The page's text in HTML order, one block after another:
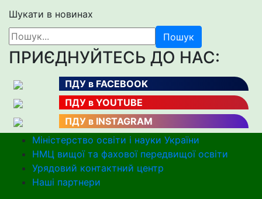
Шукати в новинах
Пошук
ПРИЄДНУЙТЕСЬ ДО НАС:
ПДУ в FACEBOOK
ПДУ в YOUTUBE
ПДУ в INSTAGRAM
Міністерство освіти і науки України
НМЦ вищої та фахової передвищої освіти
Урядовий контактний центр
Наші партнери